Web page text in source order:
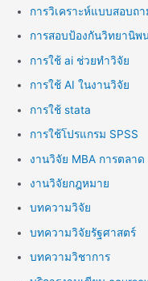
การวิเคราะห์แบบสอบถา
การสอบป้องกันวิทยานิพ
การใช้ ai ช่วยทำวิจัย
การใช้ AI ในงานวิจัย
การใช้ stata
การใช้โปรแกรม SPSS
งานวิจัย MBA การตลาด
งานวิจัยกฎหมาย
บทความวิจัย
บทความวิจัยรัฐศาสตร์
บทความวิชาการ